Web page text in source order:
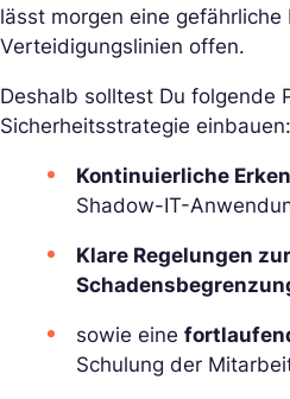
lässt morgen eine gefährliche
Verteidigungslinien offen.
Deshalb solltest Du folgende
Sicherheitsstrategie einbauen:
Kontinuierliche
Shadow-IT-
Klare Regelungen zur
sowie eine
Schulung der